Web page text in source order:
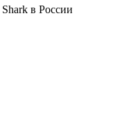
Shark в России